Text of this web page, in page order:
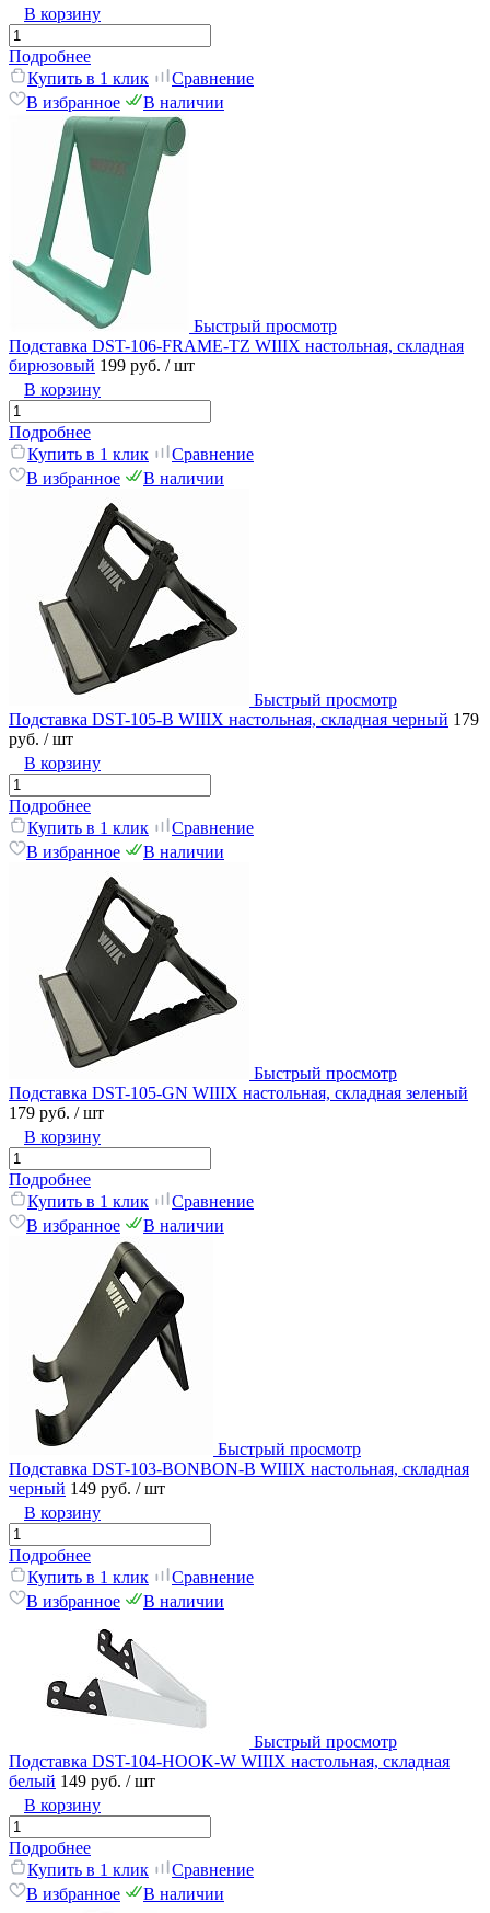
В корзину
Подробнее
Купить в 1 клик
Сравнение
В избранное
В наличии
Быстрый просмотр
Подставка DST-106-FRAME-TZ WIIIX настольная, складная
бирюзовый 199 руб. / шт
В корзину
Подробнее
Купить в 1 клик
Сравнение
В избранное
В наличии
Быстрый просмотр
Подставка DST-105-B WIIIX настольная, складная черный 179
руб. / шт
В корзину
Подробнее
Купить в 1 клик
Сравнение
В избранное
В наличии
Быстрый просмотр
Подставка DST-105-GN WIIIX настольная, складная зеленый
179 руб. / шт
В корзину
Подробнее
Купить в 1 клик
Сравнение
В избранное
В наличии
Быстрый просмотр
Подставка DST-103-BONBON-B WIIIX настольная, складная
черный 149 руб. / шт
В корзину
Подробнее
Купить в 1 клик
Сравнение
В избранное
В наличии
Быстрый просмотр
Подставка DST-104-HOOK-W WIIIX настольная, складная
белый 149 руб. / шт
В корзину
Подробнее
Купить в 1 клик
Сравнение
В избранное
В наличии